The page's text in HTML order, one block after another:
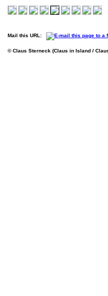
Mail this URL:
© Claus Sterneck (Claus in Island /